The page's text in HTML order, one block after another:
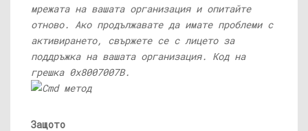
мрежата на вашата организация и опитайте
отново. Ако продължавате да имате проблеми с
активирането, свържете се с лицето за
поддръжка на вашата организация. Код на
грешка 0x8007007B.
Защото